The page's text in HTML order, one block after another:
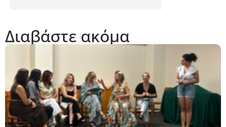
Διαβάστε ακόμα